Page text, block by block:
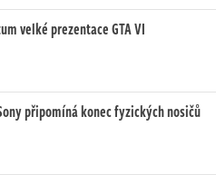
velké prezentace GTA VI
připomíná konec fyzických nosičů